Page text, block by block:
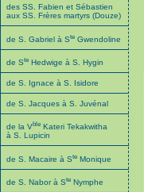
des SS. Fabien et Sébastien
aux SS. Frères martyrs (Douze)
de S. Gabriel à Ste Gwendoline
de Ste Hedwige à S. Hygin
de S. Ignace à S. Isidore
de S. Jacques à S. Juvénal
de la Vble Kateri Tekakwitha
à S. Lupicin
de S. Macaire à Ste Monique
de S. Nabor à Ste Nymphe